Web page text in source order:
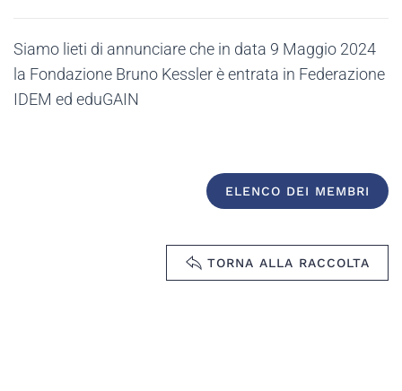
Siamo lieti di annunciare che in data 9 Maggio 2024
la Fondazione Bruno Kessler è entrata in Federazione
IDEM ed eduGAIN
ELENCO DEI MEMBRI
TORNA ALLA RACCOLTA